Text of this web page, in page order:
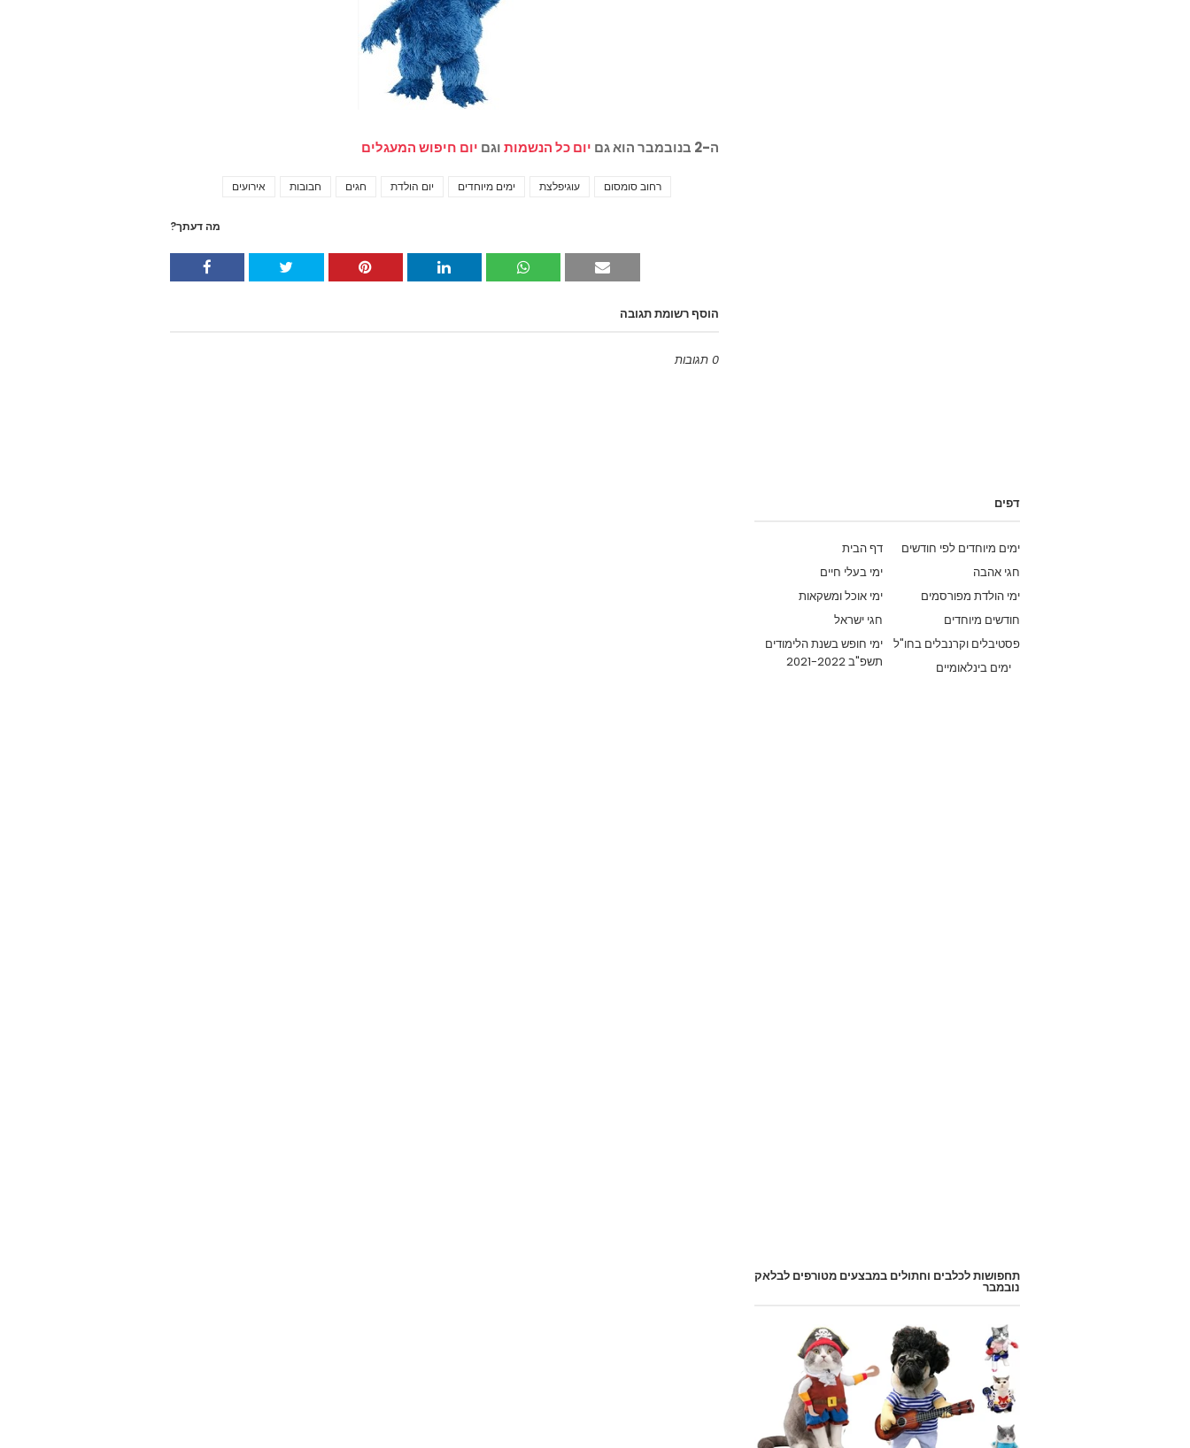
ה-2 בנובמבר הוא גם יום כל הנשמותוגם יום חיפוש המעגלים
אירועים חבובות חגים יום הולדת ימים מיוחדים עוגיפלצת רחוב סומסום
מה דעתך?
הוסף רשומת תגובה
0 תגובות
דפים
דף הבית
ימים מיוחדים לפי חודשים
ימי בעלי חיים
חגי אהבה
ימי אוכל ומשקאות
ימי הולדת מפורסמים
חגי ישראל
חודשים מיוחדים
ימי חופש בשנת הלימודים
תשפ"ב 2021-2022
פסטיבלים וקרנבלים בחו"ל
ימים בינלאומיים
תחפושות לכלבים וחתולים במבצעים מטורפים לבלאק
נובמבר